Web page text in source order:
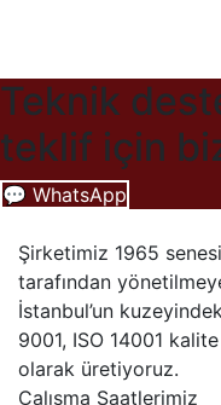
Teknik
teklif için
💬 WhatsApp
Şirketimiz 1965
tarafından
İstanbul’un
9001, ISO 14001
olarak üretiyoruz.
Çalışma Saatlerimiz